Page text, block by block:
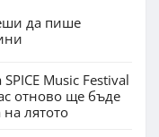
да пише
Music Festival
отново ще бъде
лятото